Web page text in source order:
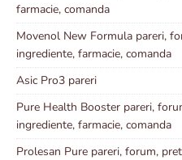
farmacie, comanda
Movenol New Formula pareri,
ingrediente, farmacie, comanda
Asic Pro3 pareri
Pure Health Booster pareri,
ingrediente, farmacie, comanda
Prolesan Pure pareri, forum,